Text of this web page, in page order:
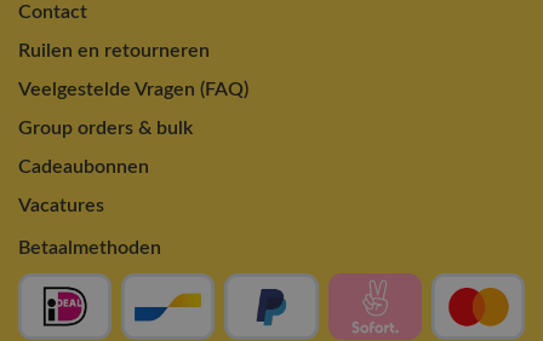
Contact
Ruilen en retourneren
Veelgestelde Vragen (FAQ)
Group orders & bulk
Cadeaubonnen
Vacatures
Betaalmethoden